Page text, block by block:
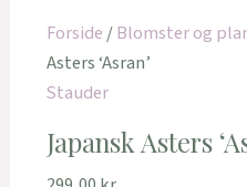
Forside/Blomster og
Asters ‘Asran’
Stauder
Japansk Asters